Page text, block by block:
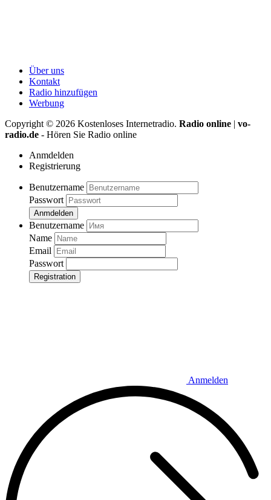
Über uns
Kontakt
Radio hinzufügen
Werbung
Copyright © 2026 Kostenloses Internetradio. Radio online | vo-
radio.de - Hören Sie Radio online
Anmdelden
Registrierung
Benutzername
Passwort
Anmdelden
Benutzername
Name
Email
Passwort
Registration
Anmelden